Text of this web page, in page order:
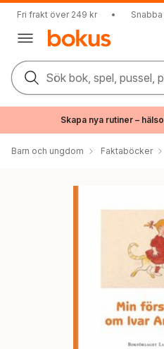
Fri frakt över 249 kr •
Sök bok, spel, pussel,
Skapa nya rutiner –
Barn och ungdom Faktaböcker